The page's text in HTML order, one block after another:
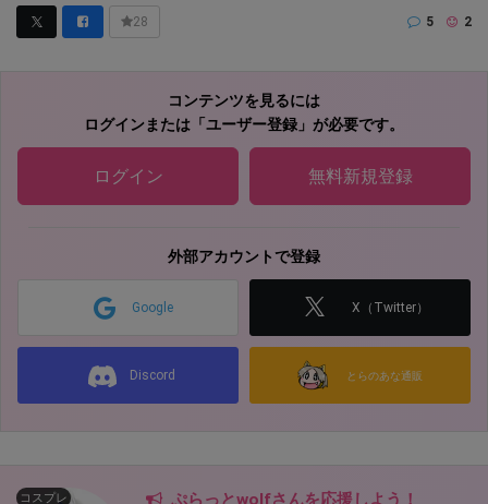
28 5 2
コンテンツを見るには
ログインまたは「ユーザー登録」が必要です。
ログイン 無料新規登録
外部アカウントで登録
Google X（Twitter）
Discord とらのあな通販
コスプレ ぷらっとwolfさんを応援しよう！